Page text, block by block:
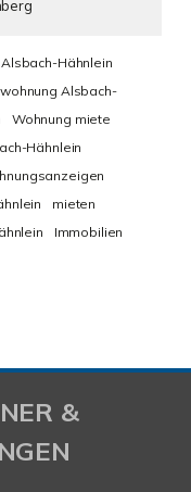
Hähnlein
Alsbach-
Wohnung miete
Hähnlein
mieten
Immobilien
&